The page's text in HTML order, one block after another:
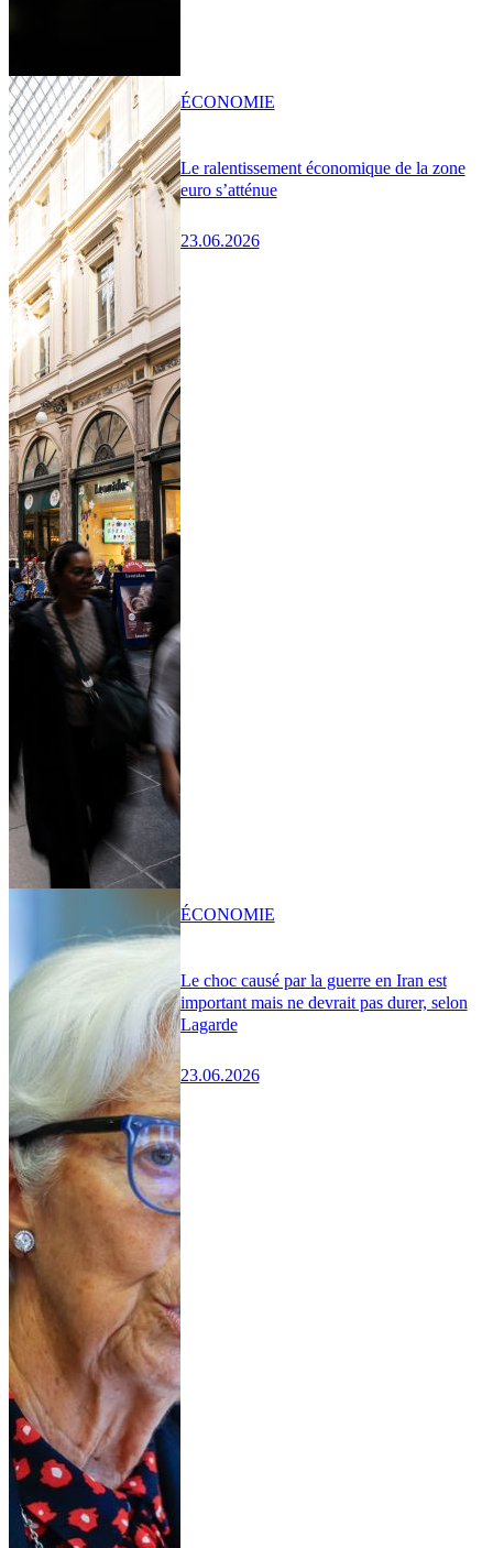
Le ralentissement économique de la zone
euro s’atténue
23.06.2026
ÉCONOMIE
Le choc causé par la guerre en Iran est
important mais ne devrait pas durer, selon
Lagarde
23.06.2026
ÉCONOMIE